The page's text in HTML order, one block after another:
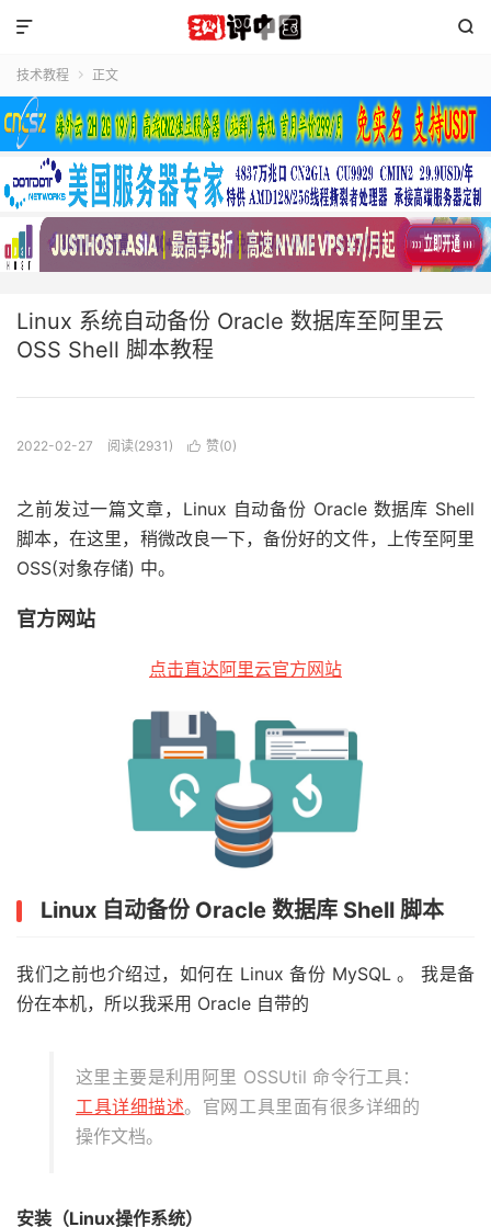


技术教程  正文
Linux 系统自动备份 Oracle 数据库至阿里云
OSS Shell 脚本教程
2022-02-27 阅读(2931)  赞(0)
之前发过一篇文章，Linux 自动备份 Oracle 数据库 Shell
脚本，在这里，稍微改良一下，备份好的文件，上传至阿里
OSS(对象存储) 中。
官方网站
点击直达阿里云官方网站
Linux 自动备份 Oracle 数据库 Shell 脚本
我们之前也介绍过，如何在 Linux 备份 MySQL 。 我是备
份在本机，所以我采用 Oracle 自带的
这里主要是利用阿里 OSSUtil 命令行工具：
工具详细描述。官网工具里面有很多详细的
操作文档。
安装（Linux操作系统）